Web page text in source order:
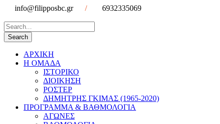
info@filipposbc.gr / 6932335069
ΑΡΧΙΚΗ
Η ΟΜΑΔΑ
ΙΣΤΟΡΙΚΟ
ΔΙΟΙΚΗΣΗ
ΡΟΣΤΕΡ
ΔΗΜΗΤΡΗΣ ΓΚΙΜΑΣ (1965-2020)
ΠΡΟΓΡΑΜΜΑ & ΒΑΘΜΟΛΟΓΙΑ
ΑΓΩΝΕΣ